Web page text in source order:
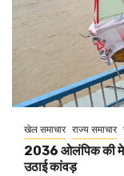
खेल समाचार राज्य समाचार
2036 ओलंपिक की
उठाई कांवड़